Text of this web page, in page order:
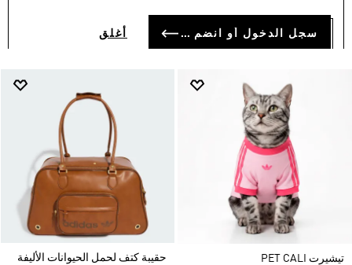
سجل الدخول أو انضم الآن أغلق
تيشيرت PET CALI
حقيبة كتف لحمل الحيوانات الأليفة